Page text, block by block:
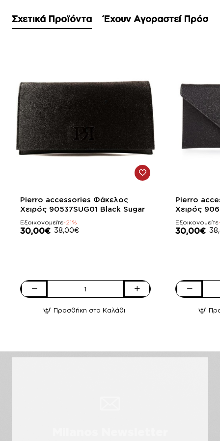
Σχετικά Προϊόντα Έχουν Αγοραστεί
-21%
Pierro accessories Φάκελος
Χειρός 90537SUG01 Black Sugar
Εξοικονομείτε-21%
30,00€ 38,00€
Pierro
Φάκελος Προσθήκη στο Καλάθι
-21%
Pierro
Χειρός
Εξοικονομείτε
30,00€
Pierro
Φάκελος